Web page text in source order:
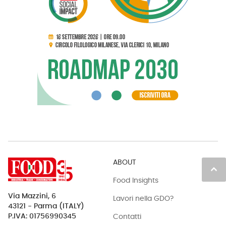
keyboard_arrow_up
Via Mazzini, 6
43121 - Parma (ITALY)
P.IVA: 01756990345
ABOUT
Food Insights
Lavori nella GDO?
Contatti